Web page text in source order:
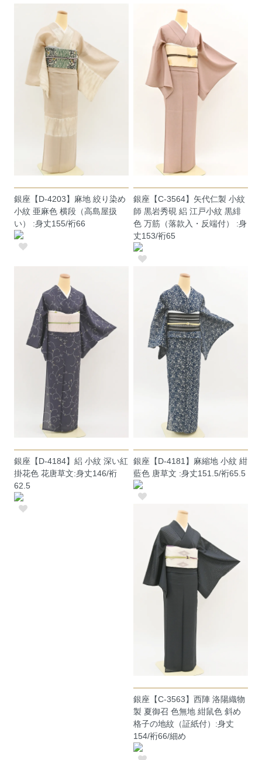
銀座【D-4203】麻地 絞り染め
小紋 亜麻色 横段（高島屋扱
い） :身丈155/裄66
銀座【C-3564】矢代仁製 小紋
師 黒岩秀硯 絽 江戸小紋 黒緋
色 万筋（落款入・反端付） :身
丈153/裄65
銀座【D-4184】絽 小紋 深い紅
掛花色 花唐草文:身丈146/裄
62.5
銀座【D-4181】麻縮地 小紋 紺
藍色 唐草文 :身丈151.5/裄65.5
銀座【C-3563】西陣 洛陽織物
製 夏御召 色無地 紺鼠色 斜め
格子の地紋（証紙付）:身丈
154/裄66/細め